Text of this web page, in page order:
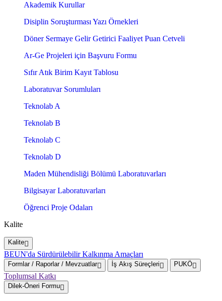
Akademik Kurullar
Disiplin Soruşturması Yazı Örnekleri
Döner Sermaye Gelir Getirici Faaliyet Puan Cetveli
Ar-Ge Projeleri için Başvuru Formu
Sıfır Atık Birim Kayıt Tablosu
Laboratuvar Sorumluları
Teknolab A
Teknolab B
Teknolab C
Teknolab D
Maden Mühendisliği Bölümü Laboratuvarları
Bilgisayar Laboratuvarları
Öğrenci Proje Odaları
Kalite
Kalite
BEUN'da Sürdürülebilir Kalkınma Amaçları
Formlar / Raporlar / Mevzuatlar İş Akış Süreçleri PUKÖ
Toplumsal Katkı
Dilek-Öneri Formu